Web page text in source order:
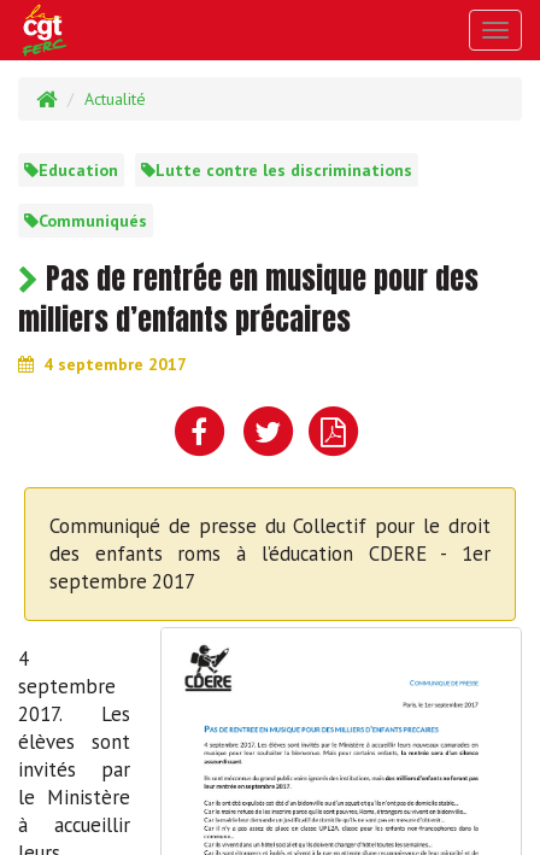
Actualité
Education Lutte contre les discriminations
Communiqués
Pas de rentrée en musique pour des
milliers d’enfants précaires
4 septembre 2017
Communiqué de presse du Collectif pour le droit
des enfants roms à l’éducation CDERE - 1er
septembre 2017
4
septembre
2017. Les
élèves sont
invités par
le Ministère
à accueillir